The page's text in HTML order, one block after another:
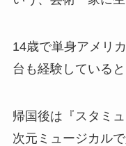
14歳で単身アメリ
台も経験している
帰国後は『スタミ
次元ミュージカル